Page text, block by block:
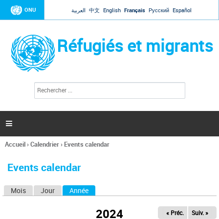
Jump to navigation
ONU العربية 中文 English Français Русский Español
Réfugiés et migrants
l
c
h
e

Vous
ici
Accueil›Calendrier› Events calendar
Events calendar
Mois Jour Année
2024 « Préc. Suiv. »